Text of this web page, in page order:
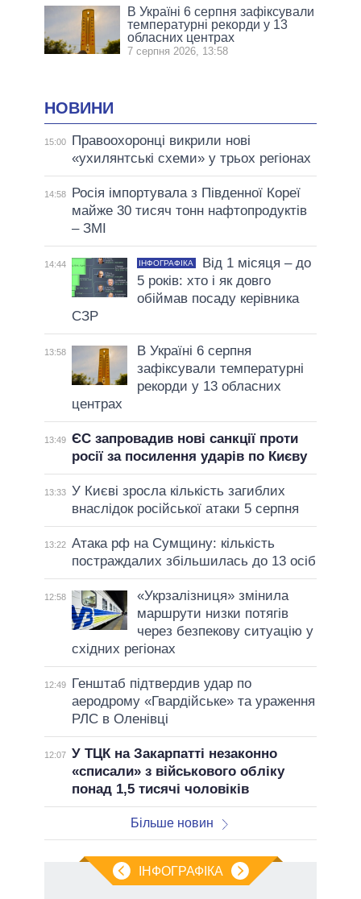
В Україні 6 серпня зафіксували
температурні рекорди у 13
обласних центрах
7 серпня 2026, 13:58
НОВИНИ
15:00
Правоохоронці викрили нові
«ухилянтські схеми» у трьох регіонах
14:58
Росія імпортувала з Південної Кореї
майже 30 тисяч тонн нафтопродуктів
– ЗМІ
14:44 ІНФОГРАФІКА
Від 1 місяця – до
5 років: хто і як довго
обіймав посаду керівника
СЗР
13:58
В Україні 6 серпня
зафіксували температурні
рекорди у 13 обласних
центрах
13:49 ЄС запровадив нові санкції проти
росії за посилення ударів по Києву
13:33 У Києві зросла кількість загиблих
внаслідок російської атаки 5 серпня
13:22 Атака рф на Сумщину: кількість
постраждалих збільшилась до 13 осіб
12:58
«Укрзалізниця» змінила
маршрути низки потягів
через безпекову ситуацію у
східних регіонах
12:49
Генштаб підтвердив удар по
аеродрому «Гвардійське» та ураження
РЛС в Оленівці
12:07 У ТЦК на Закарпатті незаконно
«списали» з військового обліку
понад 1,5 тисячі чоловіків
Більше новин
ІНФОГРАФІКА